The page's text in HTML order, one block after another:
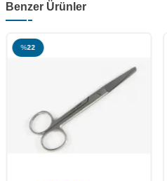
Benzer Ürünler
%22